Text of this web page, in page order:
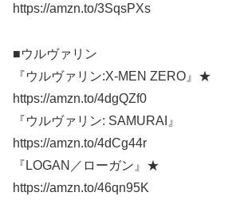
https://amzn.to/3SqsPXs
■ウルヴァリン
『ウルヴァリン:X-MEN ZERO』★
https://amzn.to/4dgQZf0
『ウルヴァリン: SAMURAI』
https://amzn.to/4dCg44r
『LOGAN／ローガン』★
https://amzn.to/46qn95K